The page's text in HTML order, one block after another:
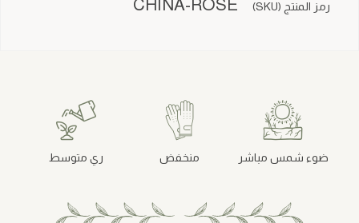
رمز المنتج (SKU) CHINA-ROSE
ضوء شمس مباشر منخفض ري متوسط